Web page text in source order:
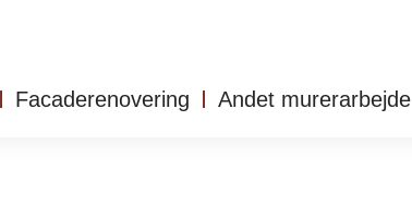
Facaderenovering Andet murerarbejde